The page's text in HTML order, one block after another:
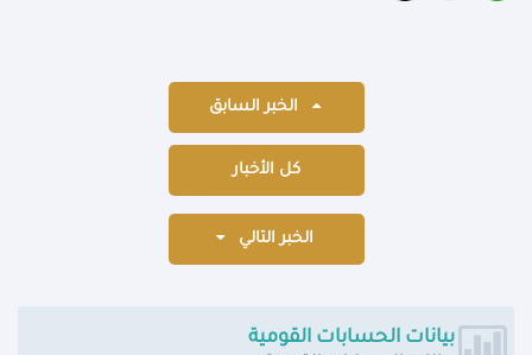
الخبر السابق
كل الأخبار
الخبر التالي
بيانات الحسابات القومية